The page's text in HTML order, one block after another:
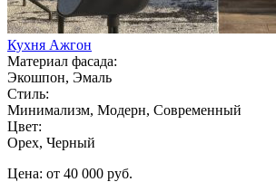
Кухня Ажгон
Материал фасада:
Экошпон, Эмаль
Стиль:
Минимализм, Модерн, Современный
Цвет:
Орех, Черный
Цена: от 40 000 руб.